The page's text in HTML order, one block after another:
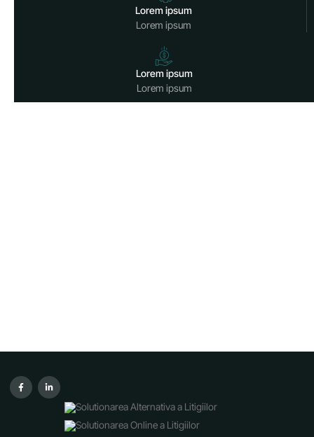
Lorem ipsum
Lorem ipsum
Lorem ipsum
Lorem ipsum